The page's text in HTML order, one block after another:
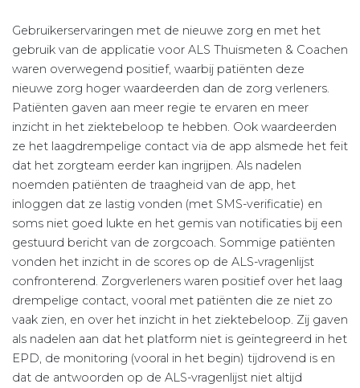
Gebruikerservaringen met de nieuwe zorg en met het
gebruik van de applicatie voor ALS Thuismeten & Coachen
waren over­wegend positief, waarbij patiënten deze
nieuwe zorg hoger waar­deerden dan de zorg verleners.
Patiënten gaven aan meer regie te ervaren en meer
inzicht in het ziektebeloop te hebben. Ook waardeerden
ze het laagdrempelige contact via de app alsmede het feit
dat het zorgteam eerder kan ingrijpen. Als nadelen
noemden patiënten de traagheid van de app, het
inloggen dat ze lastig vonden (met SMS-verificatie) en
soms niet goed lukte en het gemis van notificaties bij een
gestuurd bericht van de zorgcoach. Sommige patiënten
vonden het inzicht in de scores op de ALS-vragenlijst
confronterend. Zorgverleners waren positief over het laag
drempelige contact, vooral met patiënten die ze niet zo
vaak zien, en over het inzicht in het ziektebeloop. Zij gaven
als nadelen aan dat het platform niet is geïntegreerd in het
EPD, de monitoring (vooral in het begin) tijdrovend is en
dat de antwoorden op de ALS-vragenlijst niet altijd